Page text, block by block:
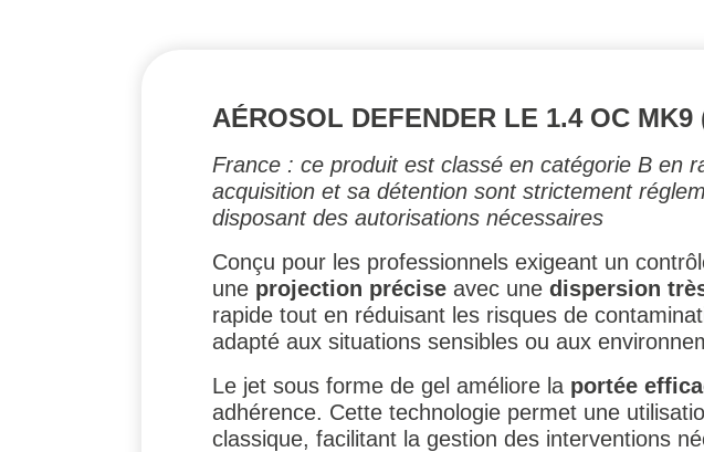
AÉROSOL DEFENDER LE 1.4 OC
France : ce produit est classé en catégorie B en
acquisition et sa détention sont strictement
disposant des autorisations nécessaires
Conçu pour les professionnels exigeant un
une projection précise avec une dispersion
rapide tout en réduisant les risques de
adapté aux situations sensibles ou aux
Le jet sous forme de gel améliore la portée
adhérence. Cette technologie permet une
classique, facilitant la gestion des interventions